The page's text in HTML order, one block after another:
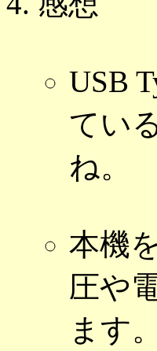
USB
てい
ね。
本機
圧や
ます。